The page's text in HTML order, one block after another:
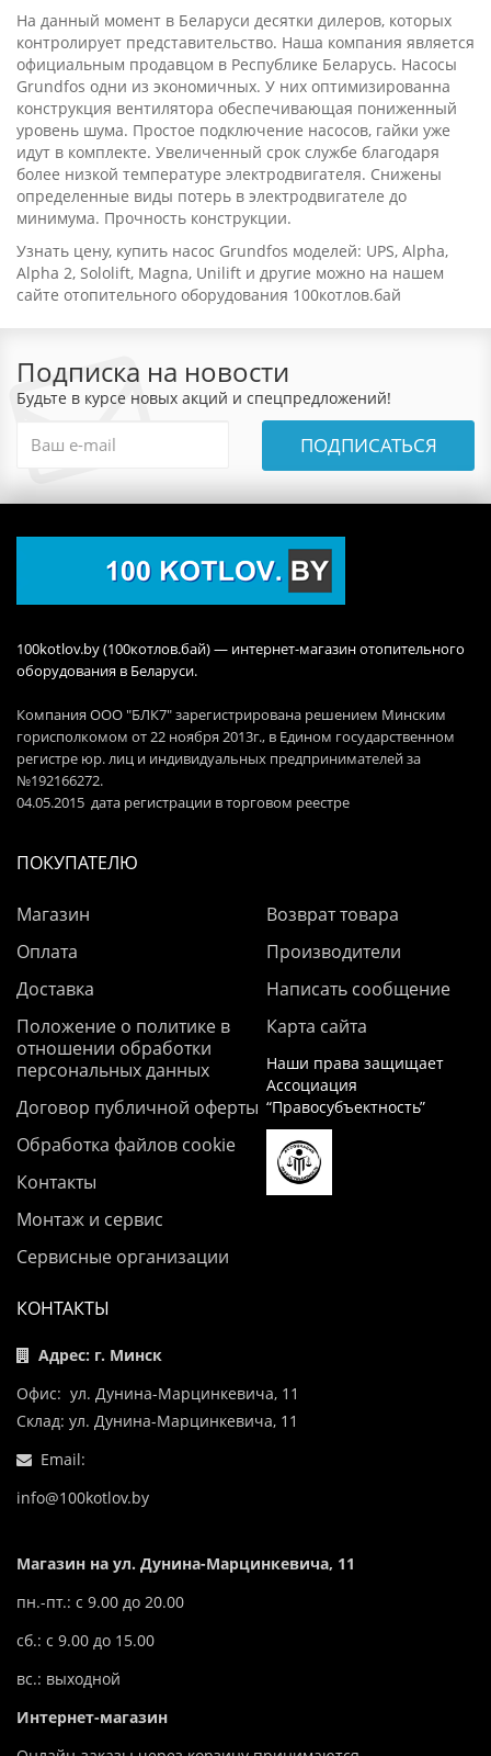
На данный момент в Беларуси десятки дилеров, которых
контролирует представительство. Наша компания является
официальным продавцом в Республике Беларусь. Насосы
Grundfos одни из экономичных. У них оптимизированна
конструкция вентилятора обеспечивающая пониженный
уровень шума. Простое подключение насосов, гайки уже
идут в комплекте. Увеличенный срок службе благодаря
более низкой температуре электродвигателя. Снижены
определенные виды потерь в электродвигателе до
минимума. Прочность конструкции.
Узнать цену, купить насос Grundfos моделей: UPS, Alpha,
Alpha 2, Sololift, Magna, Unilift и другие можно на нашем
сайте отопительного оборудования 100котлов.бай
Подписка на новости
Будьте в курсе новых акций и спецпредложений!
ПОДПИСАТЬСЯ
100kotlov.by (100котлов.бай) — интернет-магазин отопительного
оборудования в Беларуси.
Компания ООО "БЛК7" зарегистрирована решением Минским
горисполкомом от 22 ноября 2013г., в Едином государственном
регистре юр. лиц и индивидуальных предпринимателей за
№192166272.
04.05.2015 дата регистрации в торговом реестре
ПОКУПАТЕЛЮ
Магазин
Оплата
Доставка
Положение о политике в
отношении обработки
персональных данных
Договор публичной оферты
Обработка файлов cookie
Контакты
Монтаж и сервис
Сервисные организации
Возврат товара
Производители
Написать сообщение
Карта сайта
Наши права защищает
Ассоциация
“Правосубъектность”
КОНТАКТЫ
Адрес: г. Минск
Офис: ул. Дунина-Марцинкевича, 11
Склад: ул. Дунина-Марцинкевича, 11
Email:
info@100kotlov.by
Магазин на ул. Дунина-Марцинкевича, 11
пн.-пт.: с 9.00 до 20.00
сб.: с 9.00 до 15.00
вс.: выходной
Интернет-магазин